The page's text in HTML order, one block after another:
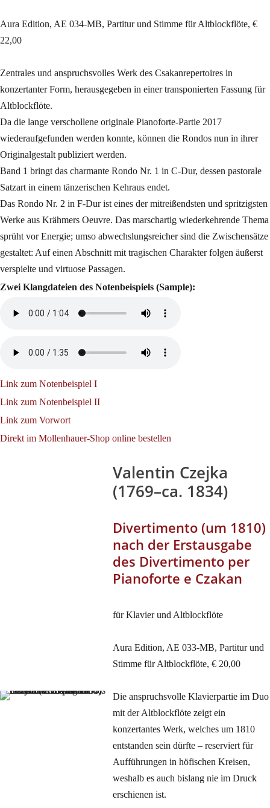
Aura Edition, AE 034-MB, Partitur und Stimme für Altblockflöte, €
22,00
Zentrales und anspruchsvolles Werk des Csakanrepertoires in
konzertanter Form, herausgegeben in einer transponierten Fassung für
Altblockflöte.
Da die lange verschollene originale Pianoforte-Partie 2017
wiederaufgefunden werden konnte, können die Rondos nun in ihrer
Originalgestalt publiziert werden.
Band 1 bringt das charmante Rondo Nr. 1 in C-Dur, dessen pastorale
Satzart in einem tänzerischen Kehraus endet.
Das Rondo Nr. 2 in F-Dur ist eines der mitreißendsten und spritzigsten
Werke aus Krähmers Oeuvre. Das marschartig wiederkehrende Thema
sprüht vor Energie; umso abwechslungsreicher sind die Zwischensätze
gestaltet: Auf einen Abschnitt mit tragischen Charakter folgen äußerst
verspielte und virtuose Passagen.
Zwei Klangdateien des Notenbeispiels (Sample):
Link zum Notenbeispiel I
Link zum Notenbeispiel II
Link zum Vorwort
Direkt im Mollenhauer-Shop online bestellen
Valentin Czejka
(1769–ca. 1834)
Divertimento (um 1810)
nach der Erstausgabe
des Divertimento per
Pianoforte e Czakan
für Klavier und Altblockflöte
Aura Edition, AE 033-MB, Partitur und
Stimme für Altblockflöte, € 20,00
Die anspruchsvolle Klavierpartie im Duo
mit der Altblockflöte zeigt ein
konzertantes Werk, welches um 1810
entstanden sein dürfte – reserviert für
Aufführungen in höfischen Kreisen,
weshalb es auch bislang nie im Druck
erschienen ist.